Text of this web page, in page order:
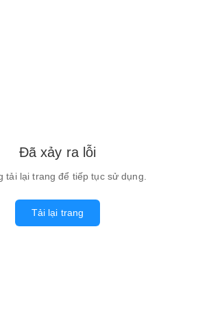
Đã xảy ra lỗi
tải lại trang để tiếp tục sử dụng.
Tải lại trang